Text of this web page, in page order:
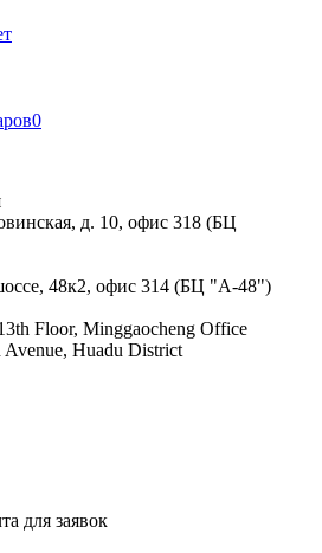
0
д. 10, офис 318 (БЦ
48к2, офис 314 (БЦ "А-48")
Floor, Minggaocheng Office
Huadu District
для заявок